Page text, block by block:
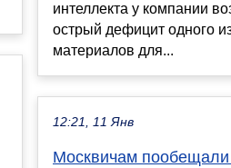
интеллекта у компании
острый дефицит одного
материалов для...
12:21, 11 Янв
Москвичам пообещали